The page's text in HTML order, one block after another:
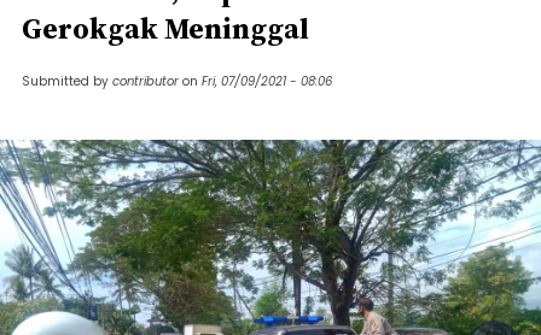
Gerokgak Meninggal
Submitted by contributor on Fri, 07/09/2021 - 08:06